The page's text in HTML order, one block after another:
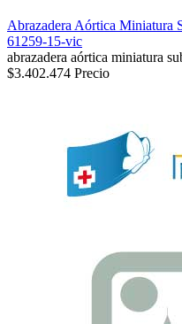
Abrazadera Aórtica Miniatura
61259-15-vic
abrazadera aórtica miniatura
$3.402.474 Precio